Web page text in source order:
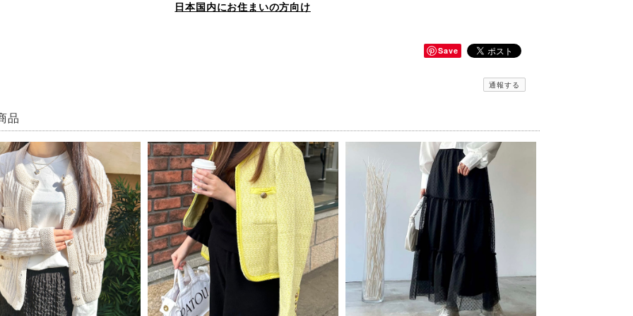
日本国内にお住まいの方向け
Save
通報する
品